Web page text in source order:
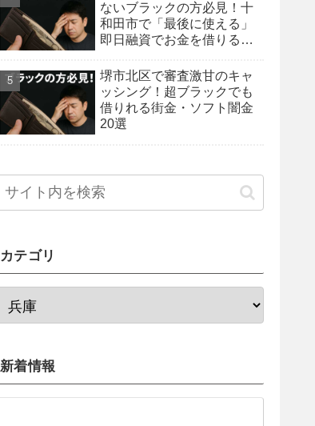
ないブラックの方必見！十
和田市で「最後に使える」
即日融資でお金を借りる方
堺市北区で審査激甘のキャ
ッシング！超ブラックでも
借りれる街金・ソフト闇金
20選
カテゴリ
新着情報